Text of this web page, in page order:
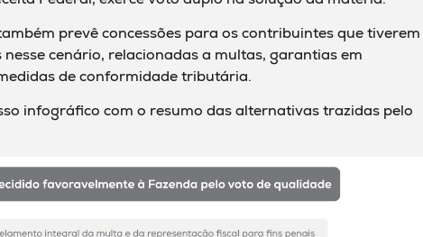
prevê concessões para os contribuintes que tiverem
cenário, relacionadas a multas, garantias em
de conformidade tributária.
infográfico com o resumo das alternativas trazidas pelo